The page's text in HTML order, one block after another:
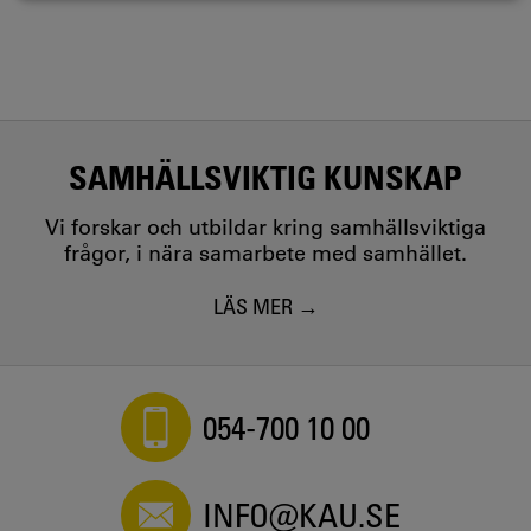
SAMHÄLLSVIKTIG KUNSKAP
Vi forskar och utbildar kring samhällsviktiga
frågor, i nära samarbete med samhället.
LÄS MER
054-700 10 00
INFO@KAU.SE